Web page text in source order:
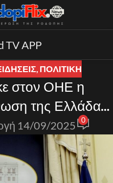
TV APP
,ΠΟΛΙΤΙΚΗ
στον ΟΗΕ η
της Ελλάδας
της Λιβύης
14/09/2025 0